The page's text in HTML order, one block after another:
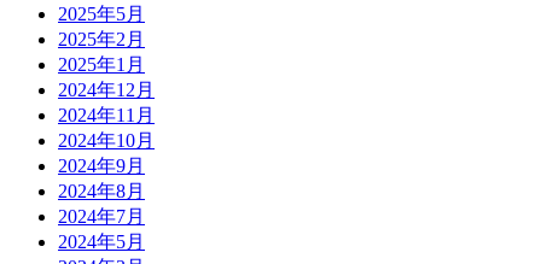
2025年5月
2025年2月
2025年1月
2024年12月
2024年11月
2024年10月
2024年9月
2024年8月
2024年7月
2024年5月